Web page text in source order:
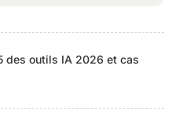
des outils IA 2026 et cas